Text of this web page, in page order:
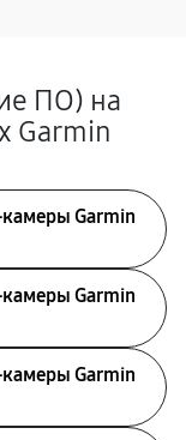
ПО) на
Garmin
Garmin
Garmin
Garmin